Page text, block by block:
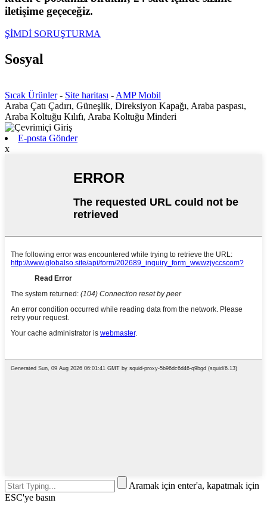
iletişime geçeceğiz.
ŞİMDİ SORUŞTURMA
Sosyal
Sıcak Ürünler- Site haritası - AMP Mobil
Araba Çatı Çadırı, Güneşlik, Direksiyon Kapağı, Araba paspası,
Araba Koltuğu Kılıfı, Araba Koltuğu Minderi
E-posta Gönder
x
Aramak için enter'a, kapatmak için
ESC'ye basın